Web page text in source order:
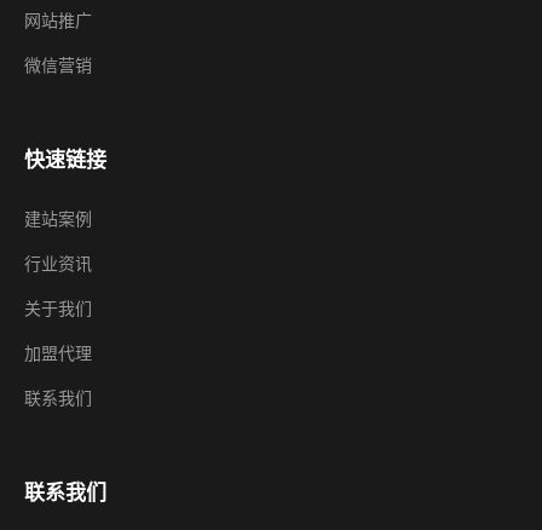
网站推广
微信营销
快速链接
建站案例
行业资讯
关于我们
加盟代理
联系我们
联系我们